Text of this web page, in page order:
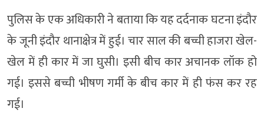
पुलिस के एक अधिकारी ने बताया कि यह दर्दनाक घटना इंदौर
के जूनी इंदौर थानाक्षेत्र में हुई। चार साल की बच्ची हाजरा खेल-
खेल में ही कार में जा घुसी। इसी बीच कार अचानक लॉक हो
गई। इससे बच्ची भीषण गर्मी के बीच कार में ही फंस कर रह
गई।